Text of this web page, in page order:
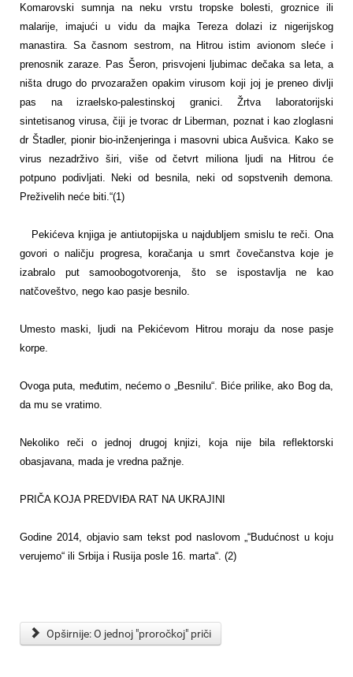
Komarovski sumnja na neku vrstu tropske bolesti, groznice ili
malarije, imajući u vidu da majka Tereza dolazi iz nigerijskog
manastira. Sa časnom sestrom, na Hitrou istim avionom sleće i
prenosnik zaraze. Pas Šeron, prisvojeni ljubimac dečaka sa leta, a
ništa drugo do prvozaražen opakim virusom koji joj je preneo divlji
pas na izraelsko-palestinskoj granici. Žrtva laboratorijski
sintetisanog virusa, čiji je tvorac dr Liberman, poznat i kao zloglasni
dr Štadler, pionir bio-inženjeringa i masovni ubica Aušvica. Kako se
virus nezadrživo širi, više od četvrt miliona ljudi na Hitrou će
potpuno podivljati. Neki od besnila, neki od sopstvenih demona.
Preživelih neće biti.“(1)
Pekićeva knjiga je antiutopijska u najdubljem smislu te reči. Ona
govori o naličju progresa, koračanja u smrt čovečanstva koje je
izabralo put samoobogotvorenja, što se ispostavlja ne kao
natčoveštvo, nego kao pasje besnilo.
Umesto maski, ljudi na Pekićevom Hitrou moraju da nose pasje
korpe.
Ovoga puta, međutim, nećemo o „Besnilu“. Biće prilike, ako Bog da,
da mu se vratimo.
Nekoliko reči o jednoj drugoj knjizi, koja nije bila reflektorski
obasjavana, mada je vredna pažnje.
PRIČA KOJA PREDVIĐA RAT NA UKRAJINI
Godine 2014, objavio sam tekst pod naslovom „“Budućnost u koju
verujemo“ ili Srbija i Rusija posle 16. marta“. (2)
Opširnije: O jednoj "proročkoj" priči